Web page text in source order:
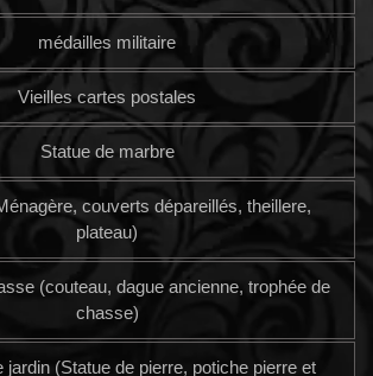
médailles militaire
Vieilles cartes postales
Statue de marbre
couverts dépareillés, theillere,
plateau)
(couteau, dague ancienne, trophée de
chasse)
jardin (Statue de pierre, potiche pierre et